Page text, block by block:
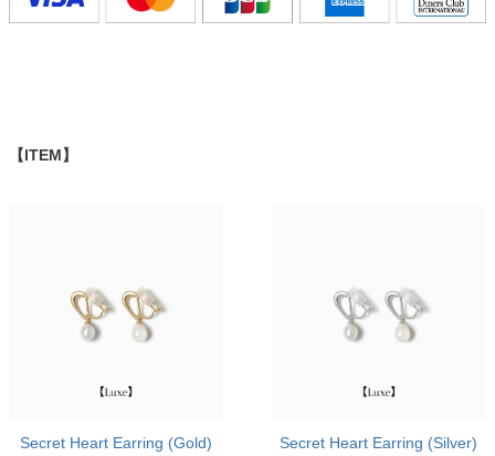
【ITEM】
Secret Heart Earring (Gold)
Secret Heart Earring (Silver)